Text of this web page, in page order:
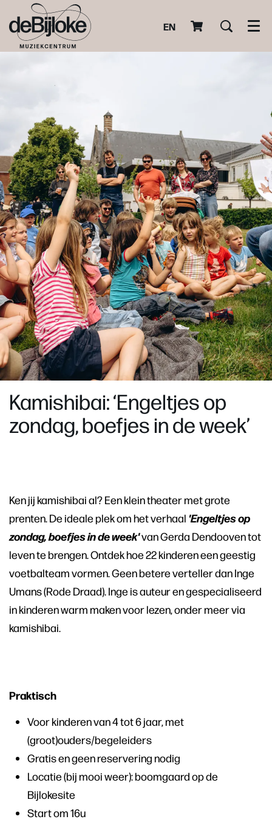
EN
Kamishibai: ‘Engeltjes op
zondag, boefjes in de week’
Ken jij kamishibai al? Een klein theater met grote
prenten. De ideale plek om het verhaal 'Engeltjes op
zondag, boefjes in de week'van Gerda Dendooven tot
leven te brengen. Ontdek hoe 22 kinderen een geestig
voetbalteam vormen. Geen betere verteller dan Inge
Umans (Rode Draad). Inge is auteur en gespecialiseerd
in kinderen warm maken voor lezen, onder meer via
kamishibai.
Praktisch
Voor kinderen van 4 tot 6 jaar, met
(groot)ouders/begeleiders
Gratis en geen reservering nodig
Locatie (bij mooi weer): boomgaard op de
Bijlokesite
Start om 16u